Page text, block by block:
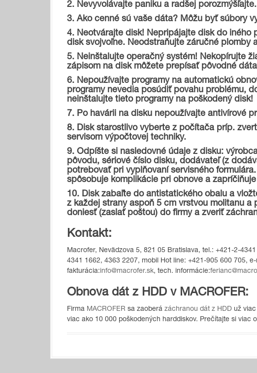
2. Nevyvolávajte paniku a radšej
3. Ako cenné sú vaše dáta? Môžu byť súbory
4. Neotvárajte disk! Nepripájajte disk do iného
disk svojvoľne. Neodstraňujte záručné plomby
5. Neinštalujte operačný systém! Nekopírujte
zápisom na disk môžete prepísať pôvodné
6. Nepoužívajte programy na automatickú
programy nevedia posúdiť povahu problému,
neinštalujte tieto programy na poškodený disk!
7. Po havárii na disku nepoužívajte antivírové
8. Disk starostlivo vyberte z počítača príp.
servisom výpočtovej techniky.
9. Odpíšte si nasledovné údaje z disku:
pôvodu, sériové číslo disku, dodávateľ (z
potrebovať pri vyplňovaní servisného
spôsobuje komplikácie pri obnove a
10. Disk zabaľte do antistatického obalu a
z každej strany aspoň 5 cm vrstvou molitanu a
doniesť (zaslať poštou) do firmy a zveriť
Kontakt:
Macrofer, Nevädzova 5, 821 05 Bratislava, tel.: +421-2-
4341 1662, 4363 2207, mobil Hot line: +421-905 600 705,
fakturácia:info@macrofer.sk, tech. informácie:
Obnova dát z HDD v MACROFER:
Firma MACROFER sa zaoberá záchranou dát z HDD už
viac ako 10 000 poškodených harddiskov. Prečítajte si viac o